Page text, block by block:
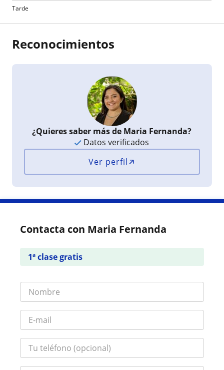
Tarde
Reconocimientos
¿Quieres saber más de Maria Fernanda?
Datos verificados
Ver perfil
Contacta con Maria Fernanda
1ª clase gratis